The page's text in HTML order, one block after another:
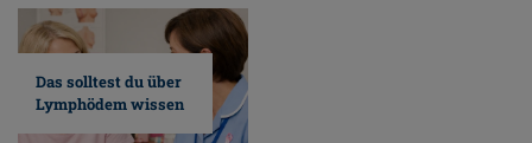
Das solltest du über
Lymphödem wissen